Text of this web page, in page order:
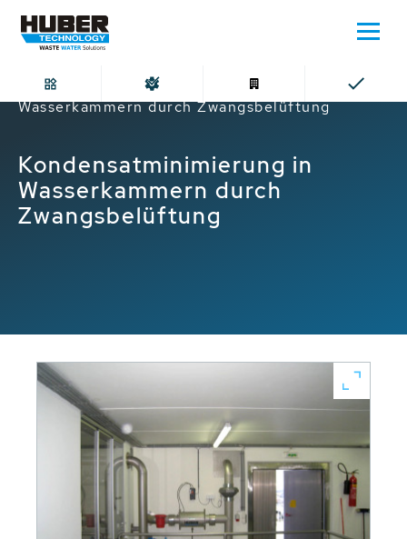
Home
Kondensatminimierung in
Wasserkammern durch Zwangsbelüftung
Kondensatminimierung in
Wasserkammern durch
Zwangsbelüftung